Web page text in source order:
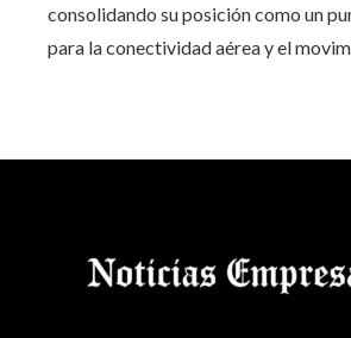
consolidando su posición como un
para la conectividad aérea y el